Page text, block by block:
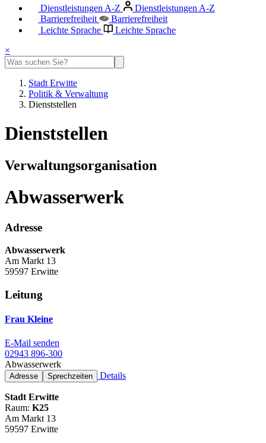
Dienstleistungen A-Z
Dienstleistungen A-Z
Barrierefreiheit
Barrierefreiheit
Leichte Sprache
Leichte Sprache
×
Stadt Erwitte
Politik & Verwaltung
Dienststellen
Dienststellen
Verwaltungsorganisation
Abwasserwerk
Adresse
Abwasserwerk
Am Markt 13
59597 Erwitte
Leitung
Frau Kleine
E-Mail senden
02943 896-300
Abwasserwerk
Adresse Sprechzeiten Details
Stadt Erwitte
Raum: K25
Am Markt 13
59597 Erwitte